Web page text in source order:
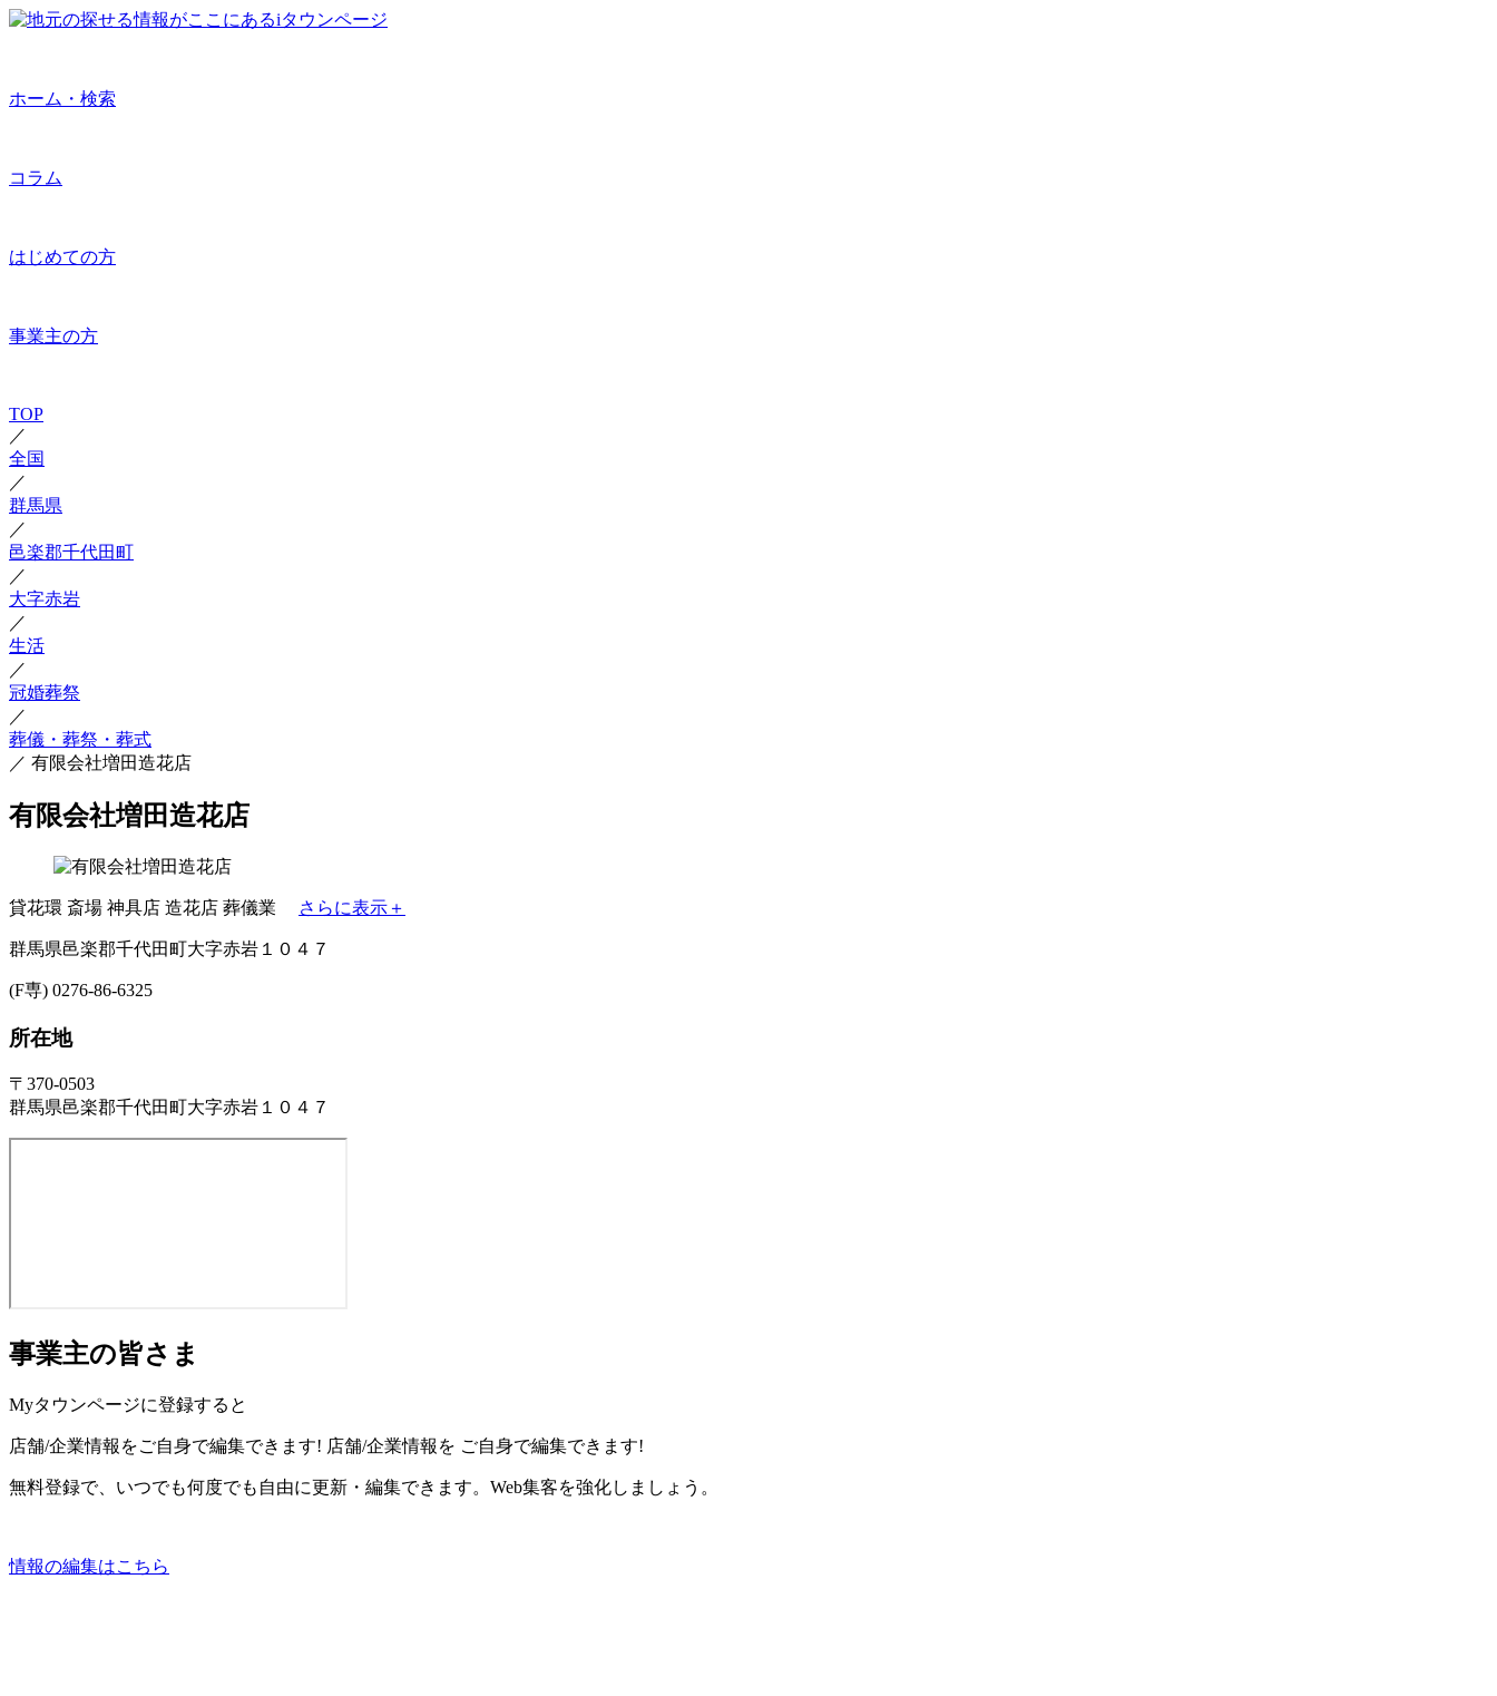
ホーム・検索
コラム
はじめての方
事業主の方
TOP
／
全国
／
群馬県
／
邑楽郡千代田町
／
大字赤岩
／
生活
／
冠婚葬祭
／
葬儀・葬祭・葬式
／ 有限会社増田造花店
有限会社増田造花店
貸花環 斎場 神具店 造花店 葬儀業 さらに表示＋
群馬県邑楽郡千代田町大字赤岩１０４７
(F専) 0276-86-6325
所在地
〒370-0503
群馬県邑楽郡千代田町大字赤岩１０４７
事業主の皆さま
Myタウンページに登録すると
店舗/企業情報をご自身で編集できます! 店舗/企業情報を ご自身で編集できます!
無料登録で、いつでも何度でも自由に更新・編集できます。Web集客を強化しましょう。
情報の編集はこちら